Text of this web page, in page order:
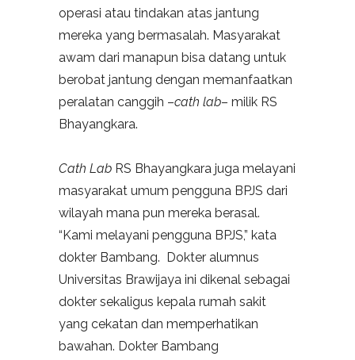
operasi atau tindakan atas jantung
mereka yang bermasalah. Masyarakat
awam dari manapun bisa datang untuk
berobat jantung dengan memanfaatkan
peralatan canggih –cath lab– milik RS
Bhayangkara.
Cath Lab RS Bhayangkara juga melayani
masyarakat umum pengguna BPJS dari
wilayah mana pun mereka berasal.
“Kami melayani pengguna BPJS,” kata
dokter Bambang. Dokter alumnus
Universitas Brawijaya ini dikenal sebagai
dokter sekaligus kepala rumah sakit
yang cekatan dan memperhatikan
bawahan. Dokter Bambang